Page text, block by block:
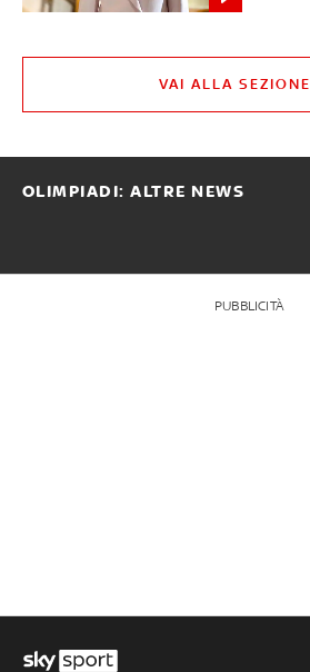
VAI ALLA SEZIONE
OLIMPIADI: ALTRE NEWS
PUBBLICITÀ